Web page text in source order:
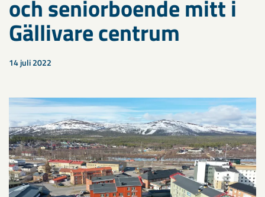
och seniorboende mitt i
Gällivare centrum
14 juli 2022